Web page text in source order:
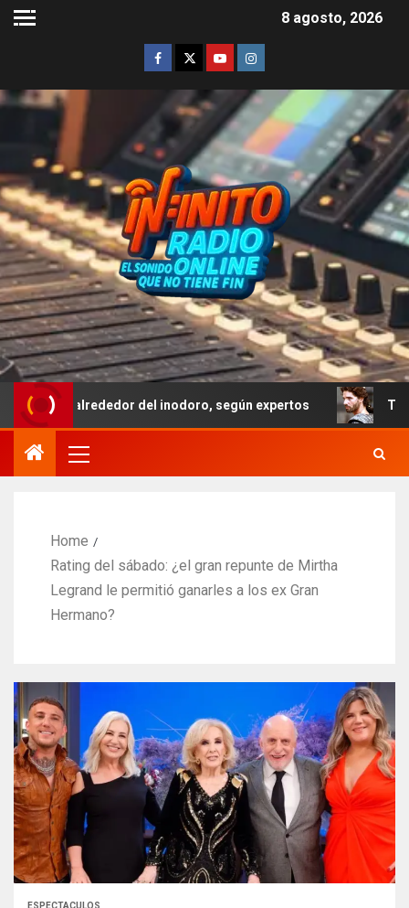
8 agosto, 2026
del inodoro, según expertos Troya: el
Home
Rating del sábado: ¿el gran repunte de Mirtha
Legrand le permitió ganarles a los ex Gran
Hermano?
ESPECTACULOS